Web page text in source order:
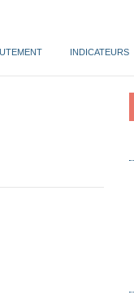
INDICATEURS